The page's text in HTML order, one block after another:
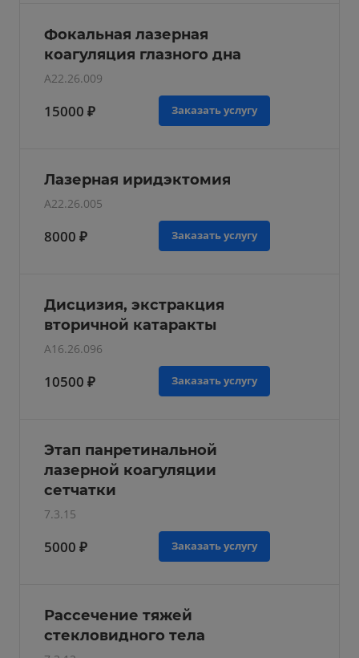
Фокальная лазерная
коагуляция глазного дна
A22.26.009
15000 ₽ Заказать услугу
Лазерная иридэктомия
A22.26.005
8000 ₽ Заказать услугу
Дисцизия, экстракция
вторичной катаракты
A16.26.096
10500 ₽ Заказать услугу
Этап панретинальной
лазерной коагуляции
сетчатки
7.3.15
5000 ₽ Заказать услугу
Рассечение тяжей
стекловидного тела